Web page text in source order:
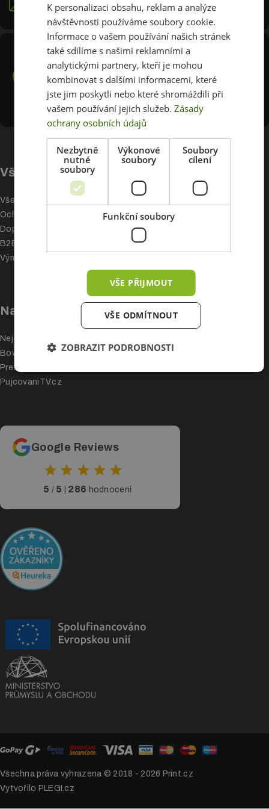
Tisk svatebních oznámení
Velkoplošný tisk
Reklamní cedule a poutače
Tisk plakátů
Ostatní služby
Půjčování TV na eventy
Půjčování LED roll up na eventy
Reklamní polep
Ochranná fólie
Odpovídáme zpravidla do dalšího pracovního dne.
Print Promotion s.r.o.
Dašická 1185, 537 01 Chrudim
Po - Pá 8:00 - 16:00
IČ: 27559572
DIČ: CZ27559572
Vše o nákupu
Všeobecné obchodní podmínky
Ochrana osobních údajů
Doprava a platba
B2B program pro agentury
Výměna grafiky
Naše další projekty
Nej-rollup.cz
Bowflag.cz
Prezentacnisteny.cz
PujcovaniTV.cz
Google Reviews
5 / 5 286 hodnocení
Všechna práva vyhrazena © 2018 - 2026 Print.cz
Vytvořilo PLEGI.cz
K personalizaci obsahu, reklam a analýze
návštěvnosti používáme soubory cookie.
Informace o vašem používání našich stránek
také sdílíme s našimi reklamními a
analytickými partnery, kteří je mohou
kombinovat s dalšími informacemi, které
jste jim poskytli nebo které shromáždili při
vašem používání jejich služeb.Zásady
ochrany osobních údajů
Nezbytně
nutné
soubory
Výkonové
soubory
Soubory
cílení
Funkční soubory
VŠE PŘIJMOUT
VŠE ODMÍTNOUT
ZOBRAZIT PODROBNOSTI